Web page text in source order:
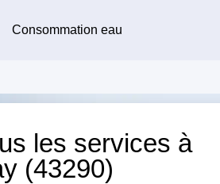
Consommation eau
les services à
(43290)